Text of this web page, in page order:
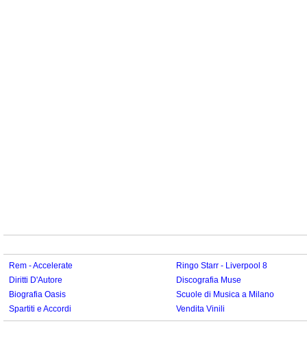
Rem - Accelerate
Ringo Starr - Liverpool 8
Diritti D'Autore
Discografia Muse
Biografia Oasis
Scuole di Musica a Milano
Spartiti e Accordi
Vendita Vinili